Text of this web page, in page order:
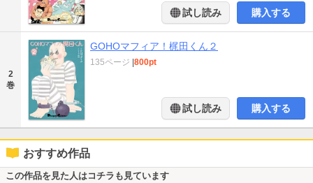
試し読み 購入する
2
巻
GOHOマフィア！梶田くん２
135ページ 800pt
試し読み 購入する
おすすめ作品
この作品を見た人はコチラも見ています